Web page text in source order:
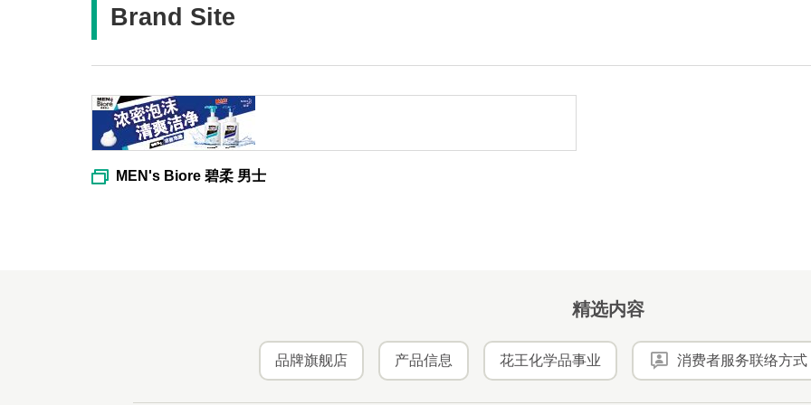
Brand Site
MEN's Biore 碧柔 男士
精选内容
品牌旗舰店 产品信息 花王化学品事业 消费者服务联络方式